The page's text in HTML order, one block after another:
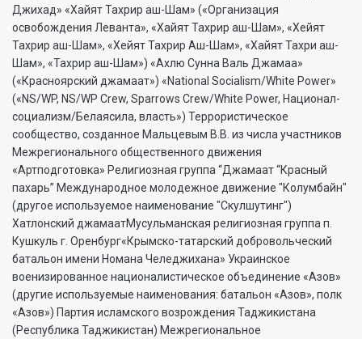
Джихад» «Хайят Тахрир аш-Шам» («Организация
освобождения Леванта», «Хайят Тахрир аш-Шам», «Хейят
Тахрир аш-Шам», «Хейят Тахрир Аш-Шам», «Хайят Тахри аш-
Шам», «Тахрир аш-Шам») «Ахлю Сунна Валь Джамаа»
(«Красноярский джамаат») «National Socialism/White Power»
(«NS/WP, NS/WP Crew, Sparrows Crew/White Power, Национал-
социализм/Белаясила, власть») Террористическое
сообщество, созданное Мальцевым В.В. из числа участников
Межрегионального общественного движения
«Артподготовка» Религиозная группа “Джамаат “Красный
пахарь” Международное молодежное движение "Колумбайн"
(другое используемое наименование "Скулшутинг")
Хатлонский джамаатМусульманская религиозная группа п.
Кушкуль г. Оренбург«Крымско-татарский добровольческий
батальон имени Номана Челеджихана» Украинское
военизированное националистическое объединение «Азов»
(другие используемые наименования: батальон «Азов», полк
«Азов») Партия исламского возрождения Таджикистана
(Республика Таджикистан) Межрегиональное